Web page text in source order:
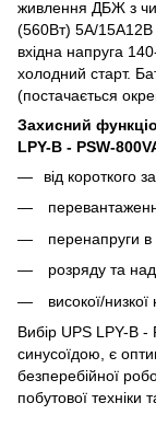
живлення ДБЖ з
(560Вт) 5A/15A12В
вхідна напруга
холодний старт.
(постачається
Захисний
LPY-B - PSW-
від короткого
перенапруги
розряду та
високої/низкої
Вибір UPS LPY-B
синусоїдою, є
безперебійної
побутової техніки